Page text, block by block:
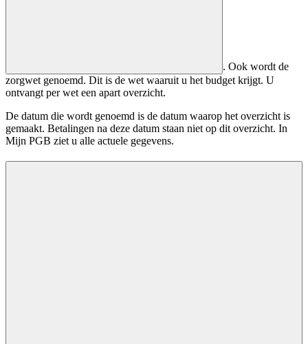
. Ook wordt de
zorgwet genoemd. Dit is de wet waaruit u het budget krijgt. U
ontvangt per wet een apart overzicht.
De datum die wordt genoemd is de datum waarop het overzicht is
gemaakt. Betalingen na deze datum staan niet op dit overzicht. In
Mijn PGB ziet u alle actuele gegevens.